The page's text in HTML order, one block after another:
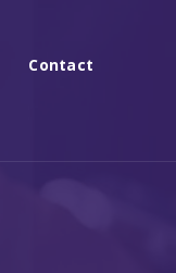
Contact